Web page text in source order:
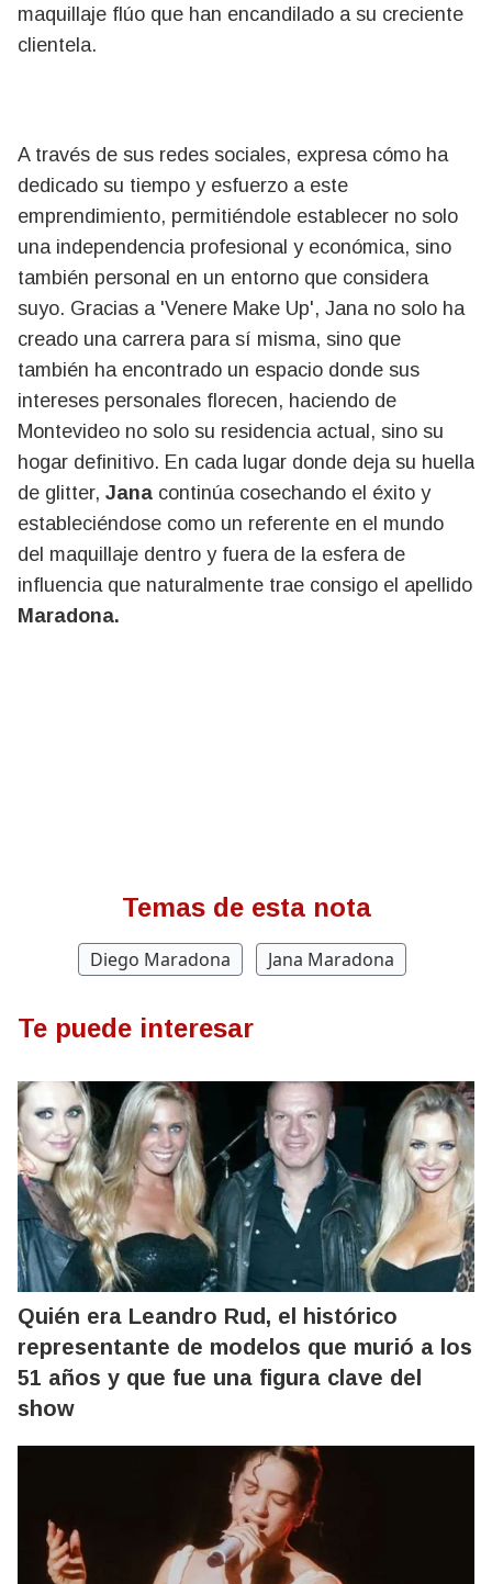
maquillaje flúo que han encandilado a su creciente
clientela.
A través de sus redes sociales, expresa cómo ha
dedicado su tiempo y esfuerzo a este
emprendimiento, permitiéndole establecer no solo
una independencia profesional y económica, sino
también personal en un entorno que considera
suyo. Gracias a 'Venere Make Up', Jana no solo ha
creado una carrera para sí misma, sino que
también ha encontrado un espacio donde sus
intereses personales florecen, haciendo de
Montevideo no solo su residencia actual, sino su
hogar definitivo. En cada lugar donde deja su huella
de glitter, Jana continúa cosechando el éxito y
estableciéndose como un referente en el mundo
del maquillaje dentro y fuera de la esfera de
influencia que naturalmente trae consigo el apellido
Maradona.
Temas de esta nota
Diego Maradona Jana Maradona
Te puede interesar
Quién era Leandro Rud, el histórico
representante de modelos que murió a los
51 años y que fue una figura clave del
show